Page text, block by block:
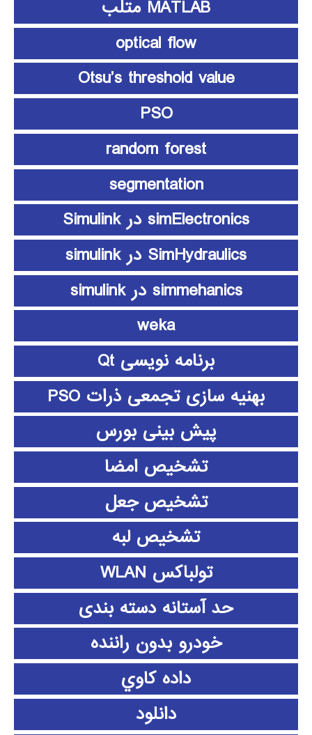
MATLAB متلب
optical flow
Otsu’s threshold value
PSO
random forest
segmentation
simElectronics در Simulink
SimHydraulics در simulink
simmehanics در simulink
weka
برنامه نویسی Qt
بهنیه سازی تجمعی ذرات PSO
پیش بینی بورس
تشخیص امضا
تشخیص جعل
تشخیص لبه
تولباکس WLAN
حد آستانه دسته بندی
خودرو بدون راننده
داده كاوي
دانلود